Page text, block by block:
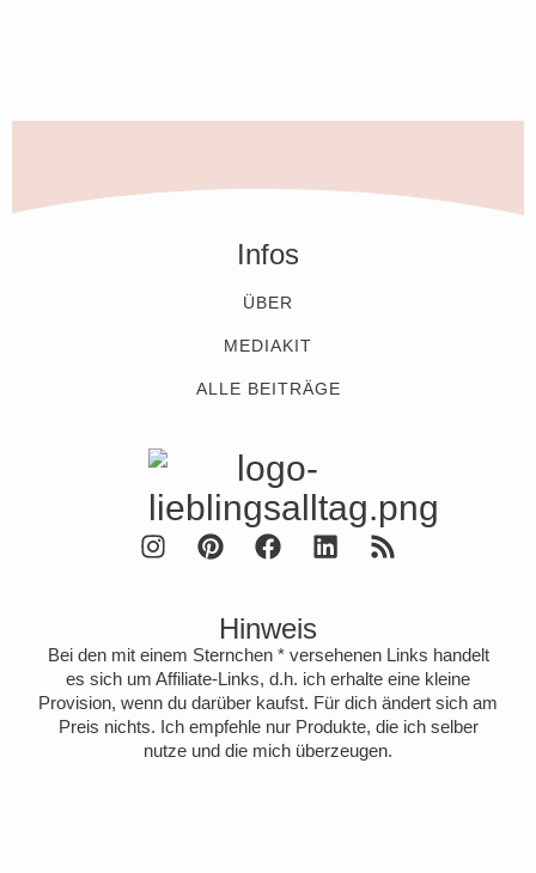
Infos
ÜBER
MEDIAKIT
ALLE BEITRÄGE
Hinweis
Bei den mit einem Sternchen * versehenen Links handelt
es sich um Affiliate-Links, d.h. ich erhalte eine kleine
Provision, wenn du darüber kaufst. Für dich ändert sich am
Preis nichts. Ich empfehle nur Produkte, die ich selber
nutze und die mich überzeugen.